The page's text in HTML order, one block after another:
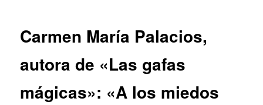
Carmen María Palacios,
autora de «Las gafas
mágicas»: «A los miedos